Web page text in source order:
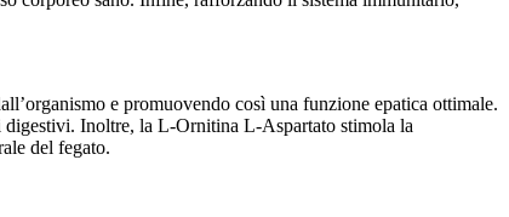
e promuovendo così una funzione epatica ottimale.
digestivi. Inoltre, la L-Ornitina L-Aspartato stimola la
del fegato.